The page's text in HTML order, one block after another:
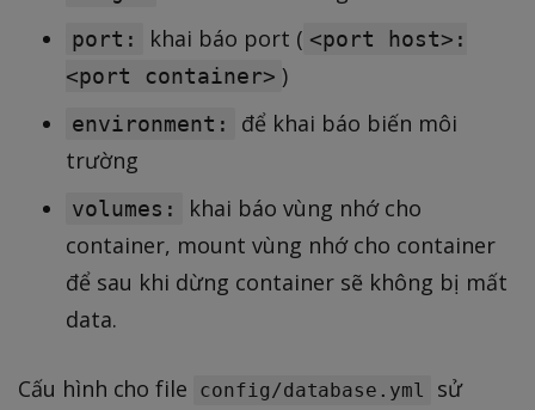
port: khai báo port ( <port host>:
<port container> )
environment:
để khai báo biến môi
trường
volumes:
khai báo vùng nhớ cho
container, mount vùng nhớ cho container
để sau khi dừng container sẽ không bị mất
data.
Cấu hình cho file config/database.yml sử